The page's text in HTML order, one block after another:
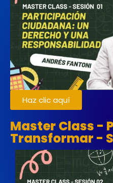
Haz clic aquí
Master Class -
Transformar -